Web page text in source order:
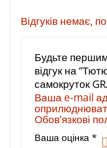
Відгуків немає,
Будьте
відгук на
самокруток
Ваша e-mail
Обов’язкові
Ваша оцінка *